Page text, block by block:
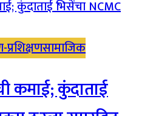
प्रशिक्षणसामाजिक
कमाई; कुंदाताई